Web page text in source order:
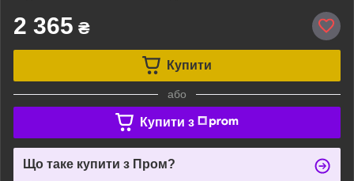
2 365 ₴
Купити
або
Купити з
Що таке купити з Пром?